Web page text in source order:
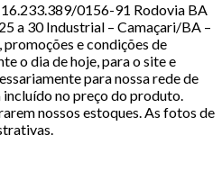
16.233.389/0156-91 Rodovia BA
a 30 Industrial – Camaçari/BA –
e condições de
o dia de hoje, para o site e
para nossa rede de
no preço do produto.
nossos estoques. As fotos de